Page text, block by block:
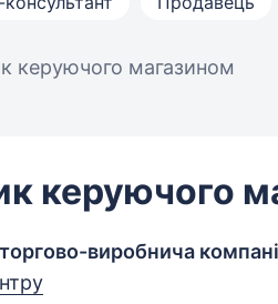
керуючого магазином
керуючого
виробнича